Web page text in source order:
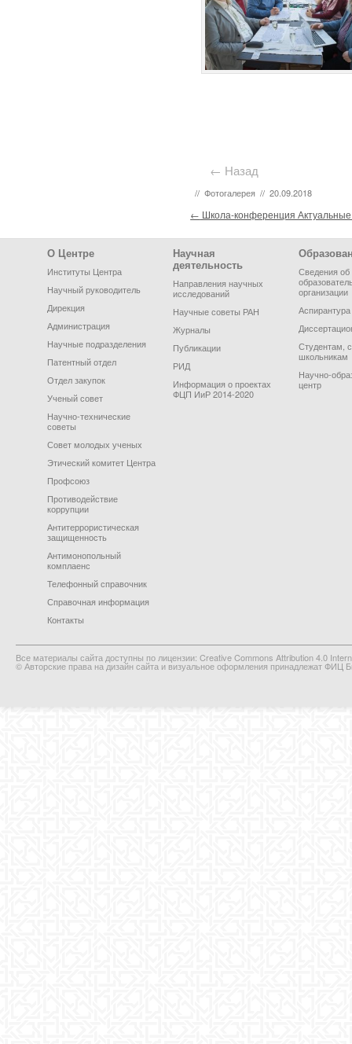
← Назад
// Фотогалерея // 20.09.2018
Post navigation
← Школа-конференция
Footer Menu
О Центре
Институты Центра
Научный руководитель
Дирекция
Администрация
Научные подразделения
Патентный отдел
Отдел закупок
Ученый совет
Научно-технические
советы
Совет молодых ученых
Этический комитет Центра
Профсоюз
Противодействие
коррупции
Антитеррористическая
защищенность
Антимонопольный
комплаенс
Телефонный справочник
Справочная информация
Контакты
Научная
деятельность
Направления научных
исследований
Научные советы РАН
Журналы
Публикации
РИД
Информация о проектах
ФЦП ИиР 2014-2020
Сведения об
организации
Аспирантура
Студентам,
школьникам
Научно-
центр
Все материалы сайта доступны по лицензии: Creative Commons Attribution 4.0
© Авторские права на дизайн сайта и визуальное оформления принадлежат ФИЦ